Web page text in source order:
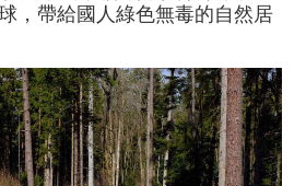
，帶給國人綠色無毒的自然居